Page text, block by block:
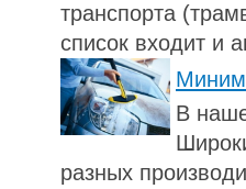
транспорта
список входит и
В
разных